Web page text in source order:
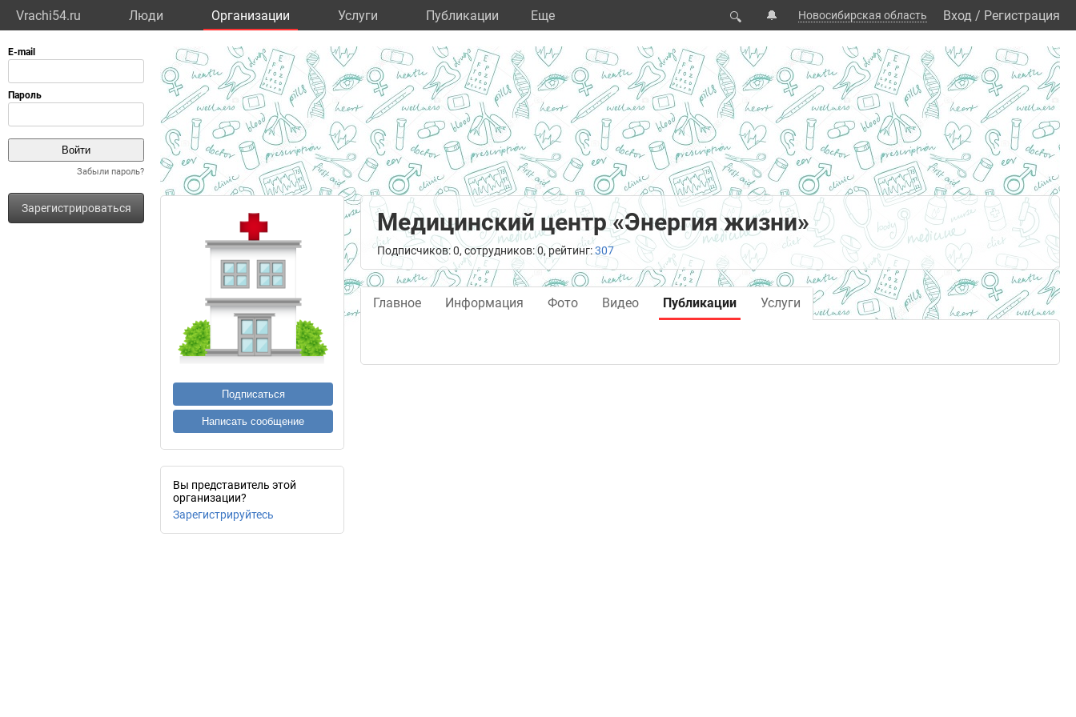
Vrachi54.ru Люди Организации Услуги Публикации Eще 🔍 🔔 Новосибирская область Вход / Регистрация
Забыли пароль?
Зарегистрироваться
Подписаться
Написать сообщение
Вы представитель этой
организации?
Зарегистрируйтесь
Медицинский центр «Энергия жизни»
Подписчиков: 0, сотрудников: 0, рейтинг:307
Главное Информация Фото Видео Публикации Услуги